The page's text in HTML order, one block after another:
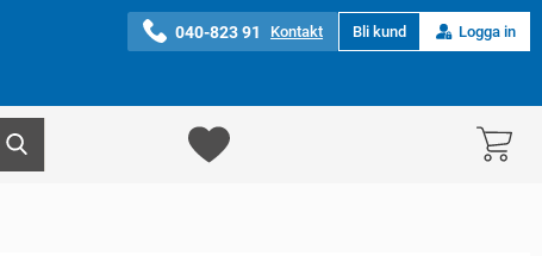
040-823 91 Kontakt Bli kund Logga in